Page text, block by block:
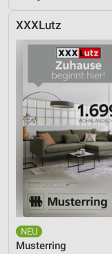
XXXLutz
Musterring